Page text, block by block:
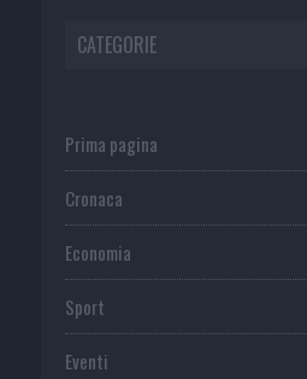
CATEGORIE
Prima pagina
Cronaca
Economia
Sport
Eventi